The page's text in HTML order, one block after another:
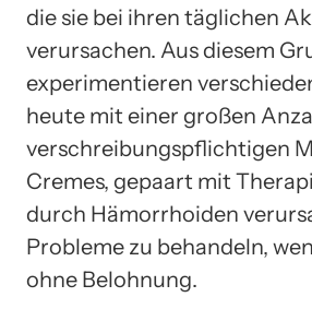
die sie bei ihren täglichen
verursachen. Aus diesem
experimentieren
heute mit einer großen
verschreibungspflichtigen
Cremes, gepaart mit
durch Hämorrhoiden
Probleme zu behandeln,
ohne Belohnung.